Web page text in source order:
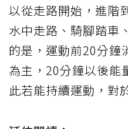
以從走路開始，進階
水中走路、騎腳踏車
的是，運動前20分鐘
為主， 20分鐘以後能
此若能持續運動，對